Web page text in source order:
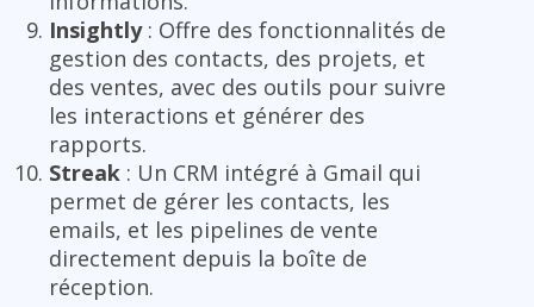
Insightly: Offre des fonctionnalités de
gestion des contacts, des projets, et
des ventes, avec des outils pour suivre
les interactions et générer des
rapports.
Streak : Un CRM intégré à Gmail qui
permet de gérer les contacts, les
emails, et les pipelines de vente
directement depuis la boîte de
réception.